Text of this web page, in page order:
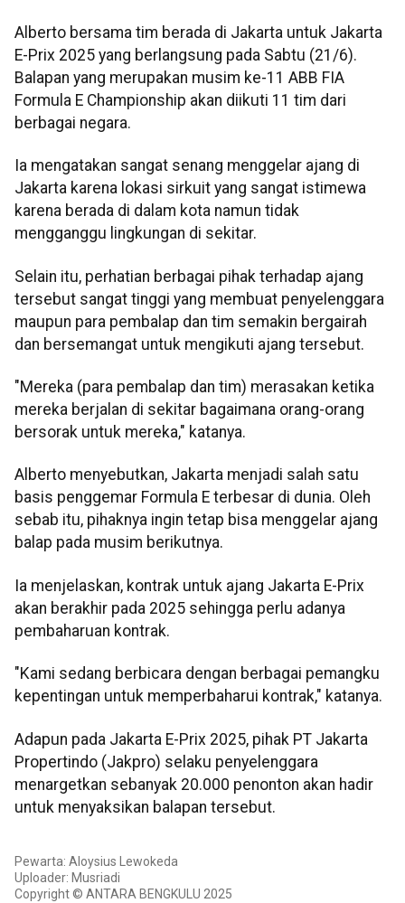
Alberto bersama tim berada di Jakarta untuk Jakarta
E-Prix 2025 yang berlangsung pada Sabtu (21/6).
Balapan yang merupakan musim ke-11 ABB FIA
Formula E Championship akan diikuti 11 tim dari
berbagai negara.
Ia mengatakan sangat senang menggelar ajang di
Jakarta karena lokasi sirkuit yang sangat istimewa
karena berada di dalam kota namun tidak
mengganggu lingkungan di sekitar.
Selain itu, perhatian berbagai pihak terhadap ajang
tersebut sangat tinggi yang membuat penyelenggara
maupun para pembalap dan tim semakin bergairah
dan bersemangat untuk mengikuti ajang tersebut.
"Mereka (para pembalap dan tim) merasakan ketika
mereka berjalan di sekitar bagaimana orang-orang
bersorak untuk mereka," katanya.
Alberto menyebutkan, Jakarta menjadi salah satu
basis penggemar Formula E terbesar di dunia. Oleh
sebab itu, pihaknya ingin tetap bisa menggelar ajang
balap pada musim berikutnya.
Ia menjelaskan, kontrak untuk ajang Jakarta E-Prix
akan berakhir pada 2025 sehingga perlu adanya
pembaharuan kontrak.
"Kami sedang berbicara dengan berbagai pemangku
kepentingan untuk memperbaharui kontrak," katanya.
Adapun pada Jakarta E-Prix 2025, pihak PT Jakarta
Propertindo (Jakpro) selaku penyelenggara
menargetkan sebanyak 20.000 penonton akan hadir
untuk menyaksikan balapan tersebut.
Pewarta: Aloysius Lewokeda
Uploader: Musriadi
Copyright © ANTARA BENGKULU 2025